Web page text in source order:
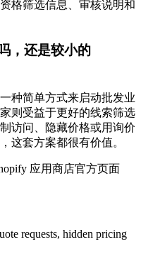
格筛选信息、审核说明和
，还是较小的
种简单方式来启动批发业
则受益于更好的线索筛选
访问、隐藏价格或用询价
这套方案都很有价值。
应用商店官方页面
requests, hidden pricing